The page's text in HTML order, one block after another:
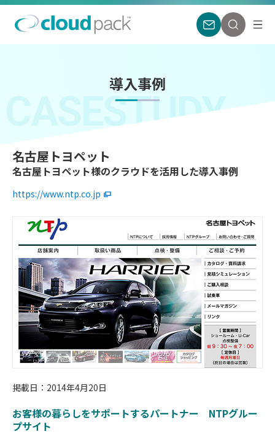
導入事例
CASESTUDY
名古屋トヨペット
名古屋トヨペット様のクラウドを活用した導入事例
https://www.ntp.co.jp
掲載日：2014年4月20日
お客様の暮らしをサポートするパートナー NTPグルー
プサイト